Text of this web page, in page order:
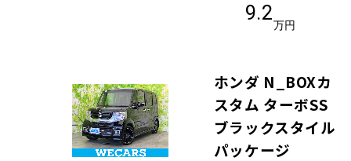
9.2
万円
ホンダ N_BOXカ
スタム ターボSS
ブラックスタイル
パッケージ